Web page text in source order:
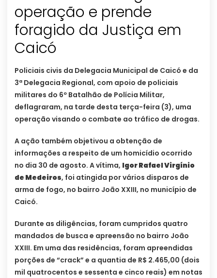
operação e prende
foragido da Justiça em
Caicó
Policiais civis da Delegacia Municipal de Caicó e da
3ª Delegacia Regional, com apoio de policiais
militares do 6º Batalhão de Polícia Militar,
deflagraram, na tarde desta terça-feira (3), uma
operação visando o combate ao tráfico de drogas.
A ação também objetivou a obtenção de
informações a respeito de um homicídio ocorrido
no dia 30 de agosto. A vítima, Igor Rafael Virgínio
de Medeiros, foi atingida por vários disparos de
arma de fogo, no bairro João XXIII, no município de
Caicó.
Durante as diligências, foram cumpridos quatro
mandados de busca e apreensão no bairro João
XXIII. Em uma das residências, foram apreendidas
porções de “crack” e a quantia de R$ 2.465,00 (dois
mil quatrocentos e sessenta e cinco reais) em notas